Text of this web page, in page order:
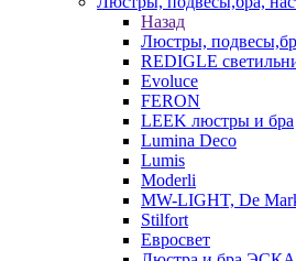
Назад
Люстры,
REDIGLE
Evoluce
FERON
LEEK люстры и бра
Lumina Deco
Lumis
Moderli
MW-LIGHT, De
Stilfort
Евросвет